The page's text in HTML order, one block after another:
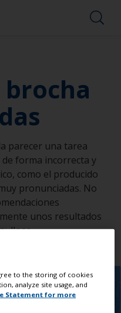
parecer una tarea
de forma incorrecta y
como el producido
pronunciadas. No
unos resultados
to the storing of cookies
analyze site usage, and
Statement for more